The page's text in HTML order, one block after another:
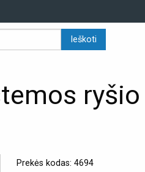
Prekės kodas: 4694